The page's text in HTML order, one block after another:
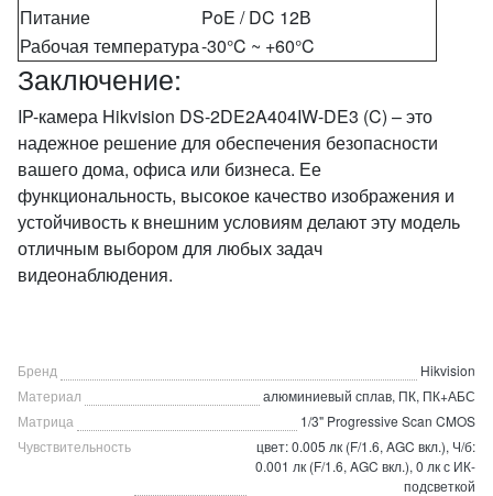
Питание
PoE / DC 12В
Рабочая температура-30°C ~ +60°C
Заключение:
IP-камера Hikvision DS-2DE2A404IW-DE3 (C) – это
надежное решение для обеспечения безопасности
вашего дома, офиса или бизнеса. Ее
функциональность, высокое качество изображения и
устойчивость к внешним условиям делают эту модель
отличным выбором для любых задач
видеонаблюдения.
Бренд
Hikvision
Материал
алюминиевый сплав, ПК, ПК+АБС
Матрица
1/3" Progressive Scan CMOS
Чувствительность
цвет: 0.005 лк (F/1.6, AGC вкл.), Ч/б:
0.001 лк (F/1.6, AGC вкл.), 0 лк с ИК-
подсветкой